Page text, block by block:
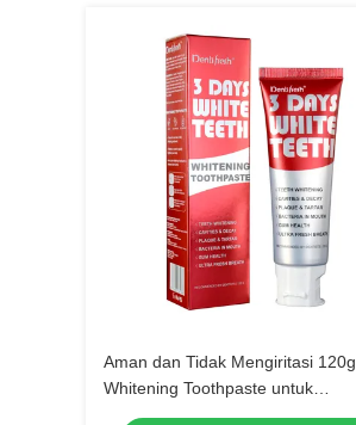
Aman dan Tidak Mengiritasi 120g
Whitening Toothpaste untuk
Perlindungan Gigi yang Lama